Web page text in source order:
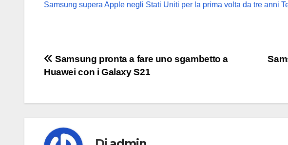
Samsung supera Apple negli Stati Uniti per la prima volta da tre anni
Navigazione
Samsung pronta a fare uno sgambetto a
Huawei con i Galaxy S21